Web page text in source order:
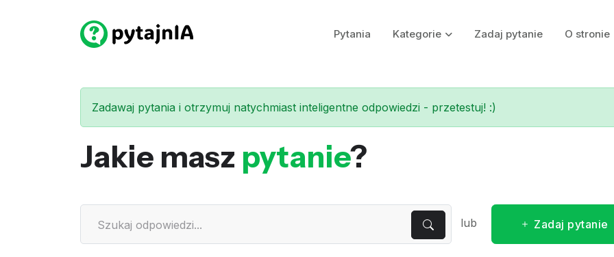
Pytania Kategorie Zadaj pytanie O stronie
Zadawaj pytania i otrzymuj natychmiast inteligentne odpowiedzi - przetestuj! :)
Jakie masz pytanie?
lub Zadaj pytanie